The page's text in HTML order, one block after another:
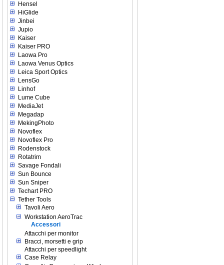
Hensel
HiGlide
Jinbei
Jupio
Kaiser
Kaiser PRO
Laowa Pro
Laowa Venus Optics
Leica Sport Optics
LensGo
Linhof
Lume Cube
MediaJet
Megadap
MekingPhoto
Novoflex
Novoflex Pro
Rodenstock
Rotatrim
Savage Fondali
Sun Bounce
Sun Sniper
Techart PRO
Tether Tools
Tavoli Aero
Workstation AeroTrac
Accessori
Attacchi per monitor
Bracci, morsetti e grip
Attacchi per speedlight
Case Relay